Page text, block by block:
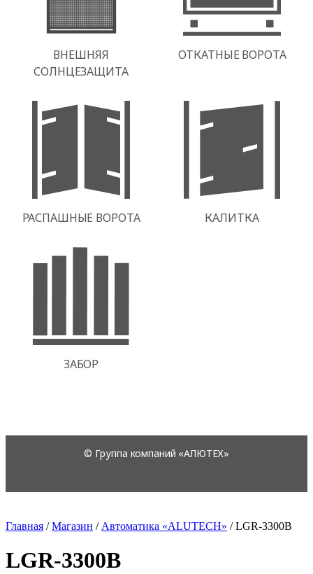
Главная /Магазин / Автоматика «ALUTECH» /LGR-3300B
LGR-3300B